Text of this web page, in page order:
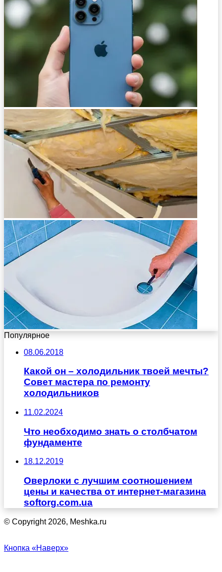
Популярное
08.06.2018
Какой он – холодильник твоей мечты?
Совет мастера по ремонту
холодильников
11.02.2024
Что необходимо знать о столбчатом
фундаменте
18.12.2019
Оверлоки с лучшим соотношением
цены и качества от интернет-магазина
softorg.com.ua
© Copyright 2026, Meshka.ru
Кнопка «Наверх»